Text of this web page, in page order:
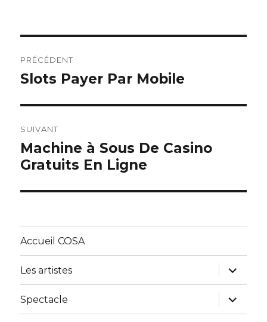
de
PRÉCÉDENT
Article
Slots Payer Par Mobile
SUIVANT
Article
suivant :
Machine à Sous De Casino
Gratuits En Ligne
Accueil COSA
Les artistes
ouvrir
le
sous-
menu
Spectacle
ouvrir
le
sous-